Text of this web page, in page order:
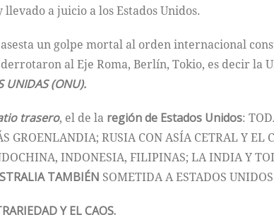
a juicio a los Estados Unidos.
un golpe mortal al orden internacional
al Eje Roma, Berlín, Tokio, es decir la
UNIDAS (ONU).
trasero, el de la región de Estados Unidos:
GROENLANDIA; RUSIA CON ASÍA CETRAL Y EL
INDONESIA, FILIPINAS; LA INDIA Y
TAMBIÉN SOMETIDA A ESTADOS
Y EL CAOS.